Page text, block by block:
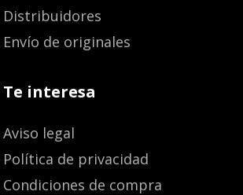
Distribuidores
Envío de originales
Te interesa
Aviso legal
Política de privacidad
Condiciones de compra